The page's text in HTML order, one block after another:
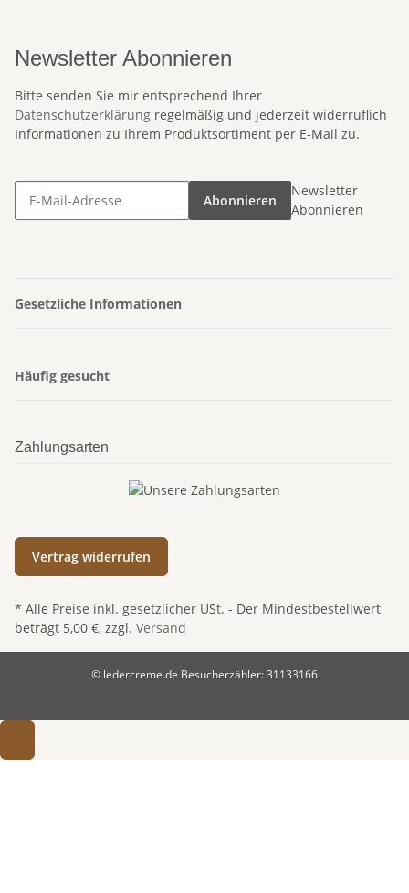
Newsletter Abonnieren
Bitte senden Sie mir entsprechend Ihrer
Datenschutzerklärung regelmäßig und jederzeit widerruflich
Informationen zu Ihrem Produktsortiment per E-Mail zu.
Abonnieren
Newsletter
Abonnieren
Gesetzliche Informationen
Häufig gesucht
Zahlungsarten
Vertrag widerrufen
* Alle Preise inkl. gesetzlicher USt. - Der Mindestbestellwert
beträgt 5,00 €, zzgl. Versand
© ledercreme.de Besucherzähler: 31133166